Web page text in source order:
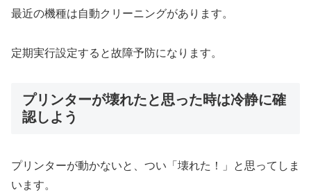
最近の機種は自動クリーニングがあります。
定期実行設定すると故障予防になります。
プリンターが壊れたと思った時は冷静に確
認しよう
プリンターが動かないと、つい「壊れた！」と思ってしま
います。